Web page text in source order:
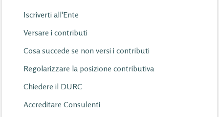
Iscriverti all'Ente
Versare i contributi
Cosa succede se non versi i contributi
Regolarizzare la posizione contributiva
Chiedere il DURC
Accreditare Consulenti